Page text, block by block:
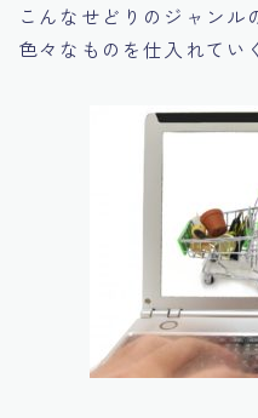
こんなせどりのジャンル
色々なものを仕入れてい